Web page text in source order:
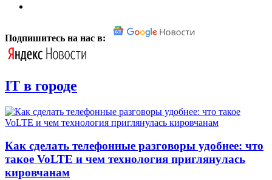
Подпишитесь на нас в:
IT в городе
Как сделать телефонные разговоры удобнее: что
такое VoLTE и чем технология приглянулась
кировчанам